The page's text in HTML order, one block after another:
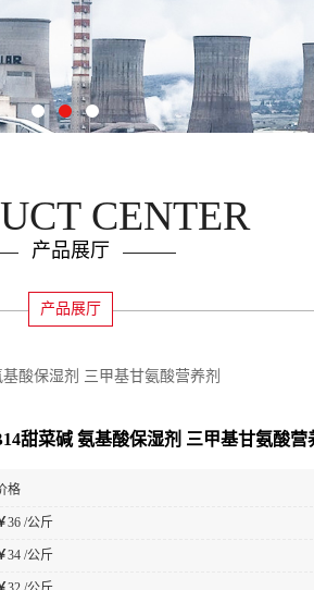
CENTER
产品展厅
产品展厅
酸保湿剂 三甲基甘氨酸营养剂
甜菜碱 氨基酸保湿剂 三甲基甘氨酸营
格
36 /公斤
34 /公斤